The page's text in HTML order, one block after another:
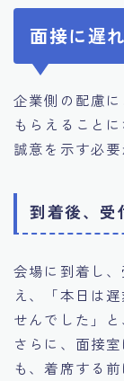
面接に遅
企業側の配慮
もらえること
誠意を示す必要
到着後、受
会場に到着し
え、「本日は
せんでした」
さらに、面接
も、着席する